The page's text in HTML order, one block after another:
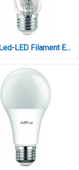
JUSTLed-LED Filament Ε27 Α60 8W 4000K Φυσικό (B276008102)